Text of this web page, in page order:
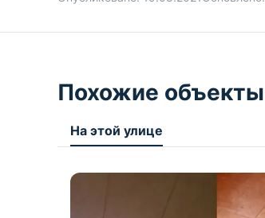
Похожие объекты
На этой улице